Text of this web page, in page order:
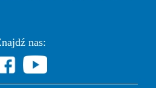
nas: